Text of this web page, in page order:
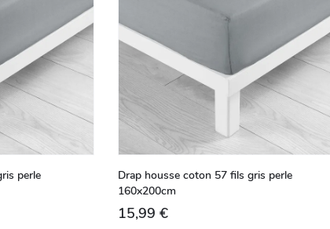
perle
Drap housse coton 57 fils gris perle
160x200cm
15,99 €